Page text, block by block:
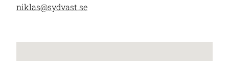
niklas@sydvast.se